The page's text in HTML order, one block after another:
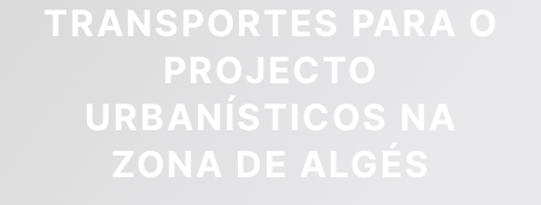
TRANSPORTES PARA O
PROJECTO
URBANÍSTICOS NA
ZONA DE ALGÉS